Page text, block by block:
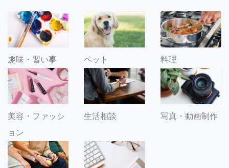
趣味・習い事 ペット 料理
美容・ファッシ
ョン
生活相談 写真・動画制作